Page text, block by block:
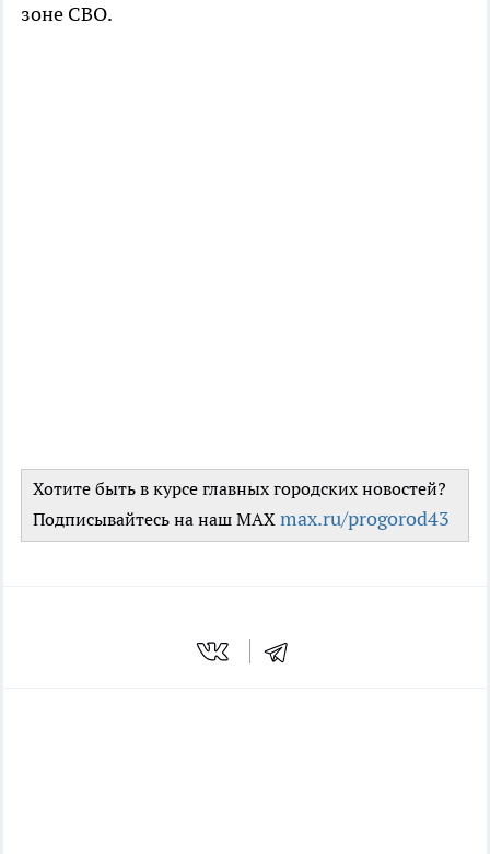
зоне СВО.
Хотите быть в курсе главных городских новостей?
Подписывайтесь на наш MAX max.ru/progorod43